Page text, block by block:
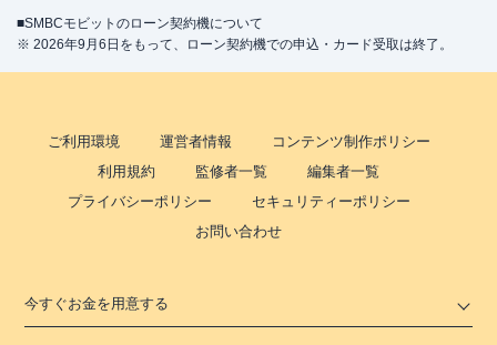
■SMBCモビットのローン契約機について
※ 2026年9月6日をもって、ローン契約機での申込・カード受取は終了。
ご利用環境 運営者情報
コンテンツ制作ポリシー
利用規約
監修者一覧
編集者一覧
プライバシーポリシー
セキュリティーポリシー
お問い合わせ
今すぐお金を用意する